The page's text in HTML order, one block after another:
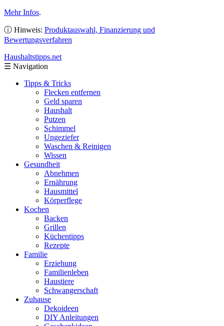
Mehr Infos.
ⓘ Hinweis: Produktauswahl, Finanzierung und
Bewertungsverfahren
Haushaltstipps.net
☰ Navigation
Tipps & Tricks
Flecken entfernen
Geld sparen
Haushalt
Putzen
Schimmel
Ungeziefer
Waschen & Reinigen
Wissen
Gesundheit
Abnehmen
Ernährung
Hausmittel
Körperflege
Kochen
Backen
Grillen
Küchentipps
Rezepte
Familie
Erziehung
Familienleben
Haustiere
Schwangerschaft
Zuhause
Dekoideen
DIY Anleitungen